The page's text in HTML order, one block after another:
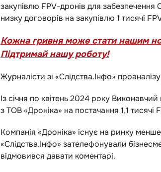
закупівлю FPV-дронів для
низку договорів на закупівлю 1 тисячі
Кожна гривня може стати нашим
Підтримай нашу роботу!
Журналісти зі «Слідства.Інфо»
Із січня по квітень 2024 року
з ТОВ «Дроніка» на постачання 1,1
Компанія «Дроніка» існує на ринку
«Слідства.Інфо» зателефонували
відмовився давати коментарі.